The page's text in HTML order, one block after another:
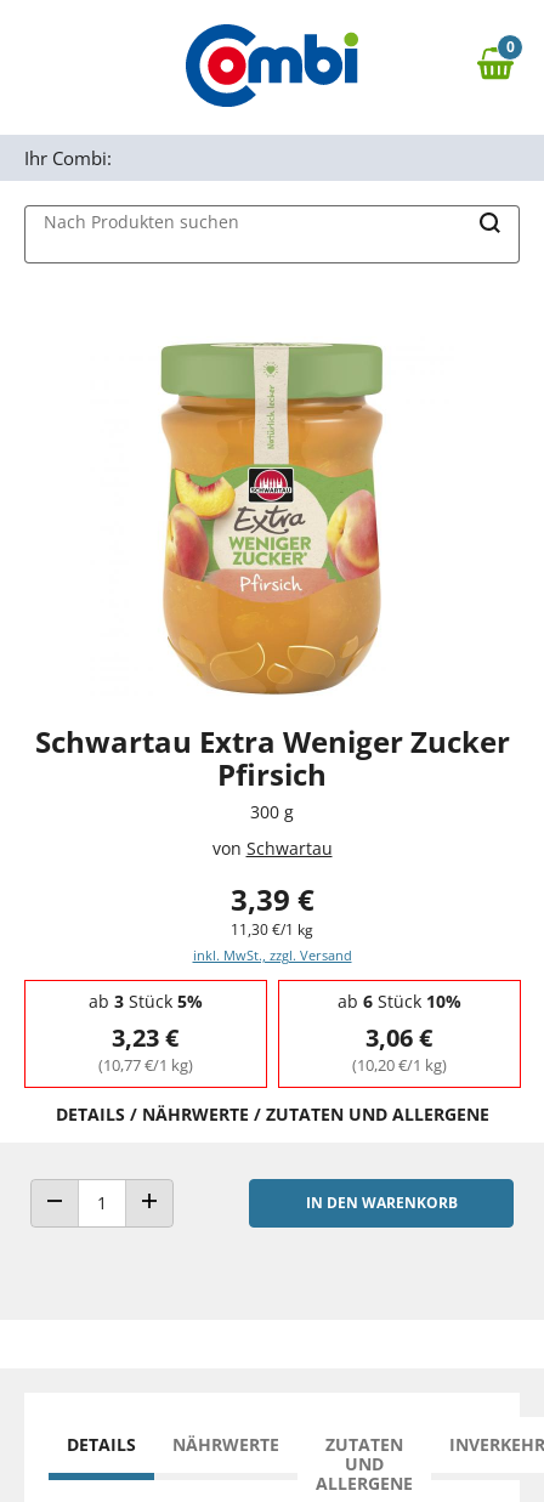
Zur Navigation springen
0,00 €
0
Nach Produkten suchen
Ihr Combi:
Schwartau Extra Weniger Zucker
Pfirsich
300 g
von Schwartau
3,39 €
11,30 €/1 kg
inkl. MwSt., zzgl. Versand
Staffelpreise - Mengenrabatt
ab 3Stück 5%
3,23 €
(10,77 €/1 kg)
ab 6Stück 10%
3,06 €
(10,20 €/1 kg)
DETAILS / NÄHRWERTE / ZUTATEN UND ALLERGENE
ANZAHL VERRINGERNANZAHL ERHÖHEN
IN DEN WARENKORB
DETAILS NÄHRWERTE
ZUTATEN
UND
ALLERGENE